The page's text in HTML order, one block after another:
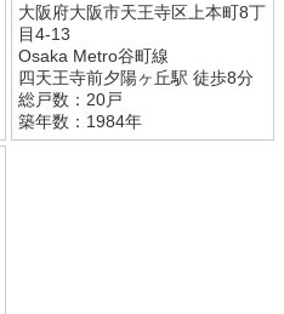
大阪府大阪市天王寺区上本町8丁
目4-13
Osaka Metro谷町線
四天王寺前夕陽ヶ丘駅 徒歩8分
総戸数：20戸
築年数：1984年